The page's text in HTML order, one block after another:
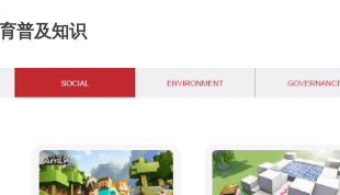
普及知识